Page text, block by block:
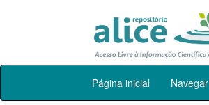
Skip
Página inicial Navegar